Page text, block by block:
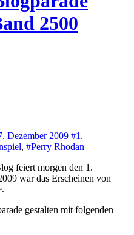
2500
Dezember 2009 #1.
, #Perry Rhodan
war das Erscheinen von
gestalten mit folgenden